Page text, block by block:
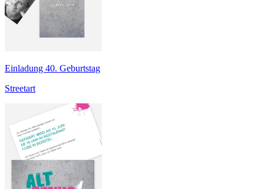
Einladung 40. Geburtstag
Streetart